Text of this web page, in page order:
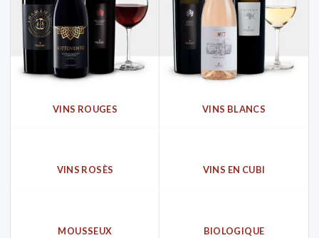
VINS ROUGES VINS BLANCS
VINS ROSÈS VINS EN CUBI
MOUSSEUX BIOLOGIQUE